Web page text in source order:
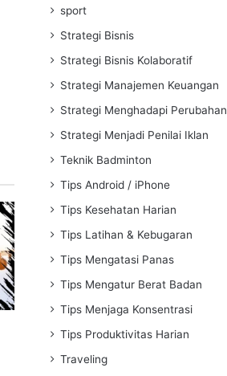
sport
Strategi Bisnis
Strategi Bisnis Kolaboratif
Strategi Manajemen Keuangan
Strategi Menghadapi Perubahan
Strategi Menjadi Penilai Iklan
Teknik Badminton
Tips Android / iPhone
Tips Kesehatan Harian
Tips Latihan & Kebugaran
Tips Mengatasi Panas
Tips Mengatur Berat Badan
Tips Menjaga Konsentrasi
Tips Produktivitas Harian
Traveling